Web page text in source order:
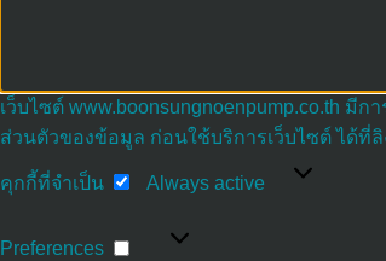
เว็บไซต์ www.boonsungnoenpump.co.th
ส่วนตัวของข้อมูล ก่อนใช้บริการเว็บไซต์ ได้ที่
คุกกี้ที่จำเป็น
ที่Always active
Preferences
Preferences